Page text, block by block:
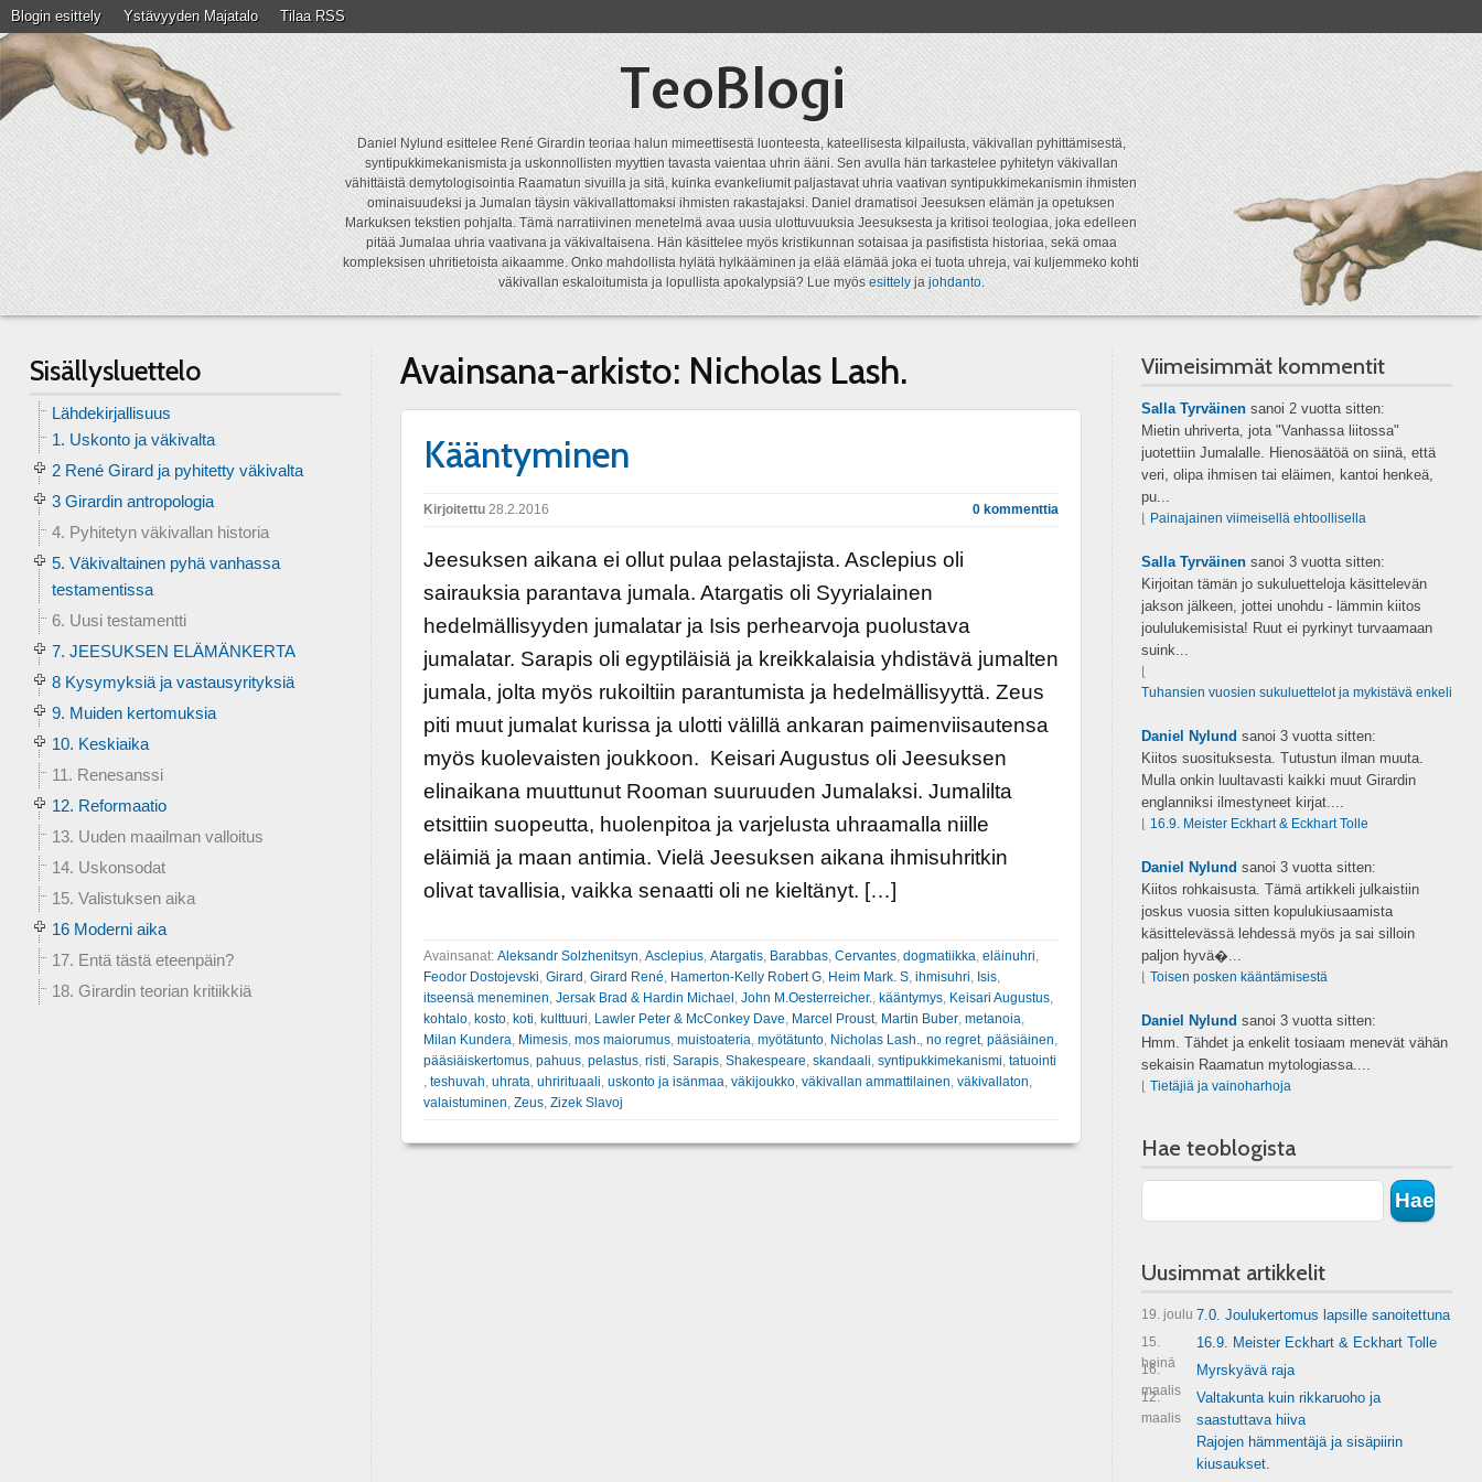
Blogin esittely Ystävyyden Majatalo Tilaa RSS
TeoBlogi
Daniel Nylund esittelee René Girardin teoriaa halun mimeettisestä luonteesta, kateellisesta kilpailusta, väkivallan pyhittämisestä,
syntipukkimekanismista ja uskonnollisten myyttien tavasta vaientaa uhrin ääni. Sen avulla hän tarkastelee pyhitetyn väkivallan
vähittäistä demytologisointia Raamatun sivuilla ja sitä, kuinka evankeliumit paljastavat uhria vaativan syntipukkimekanismin ihmisten
ominaisuudeksi ja Jumalan täysin väkivallattomaksi ihmisten rakastajaksi. Daniel dramatisoi Jeesuksen elämän ja opetuksen
Markuksen tekstien pohjalta. Tämä narratiivinen menetelmä avaa uusia ulottuvuuksia Jeesuksesta ja kritisoi teologiaa, joka edelleen
pitää Jumalaa uhria vaativana ja väkivaltaisena. Hän käsittelee myös kristikunnan sotaisaa ja pasifistista historiaa, sekä omaa
kompleksisen uhritietoista aikaamme. Onko mahdollista hylätä hylkääminen ja elää elämää joka ei tuota uhreja, vai kuljemmeko kohti
väkivallan eskaloitumista ja lopullista apokalypsiä? Lue myösesittelyjajohdanto.
Avainsana-arkisto: Nicholas Lash.
Kääntyminen
Kirjoitettu28.2.2016 0 kommenttia
Jeesuksen aikana ei ollut pulaa pelastajista. Asclepius oli
sairauksia parantava jumala. Atargatis oli Syyrialainen
hedelmällisyyden jumalatar ja Isis perhearvoja puolustava
jumalatar. Sarapis oli egyptiläisiä ja kreikkalaisia yhdistävä jumalten
jumala, jolta myös rukoiltiin parantumista ja hedelmällisyyttä. Zeus
piti muut jumalat kurissa ja ulotti välillä ankaran paimenviisautensa
myös kuolevaisten joukkoon. Keisari Augustus oli Jeesuksen
elinaikana muuttunut Rooman suuruuden Jumalaksi. Jumalilta
etsittiin suopeutta, huolenpitoa ja varjelusta uhraamalla niille
eläimiä ja maan antimia. Vielä Jeesuksen aikana ihmisuhritkin
olivat tavallisia, vaikka senaatti oli ne kieltänyt. […]
Avainsanat: Aleksandr Solzhenitsyn Asclepius, Atargatis, Barabbas, Cervantes, dogmatiikka eläinuhri
Feodor Dostojevski Girard Girard René Hamerton-Kelly Robert G, Heim Mark. S, ihmisuhri Isis,
itseensä meneminen Jersak Brad & Hardin Michael John M.Oesterreicher. kääntymys, Keisari Augustus,
kohtalo, kosto, koti kulttuuri Lawler Peter & McConkey Dave Marcel Proust, Martin Buber, metanoia
Milan Kundera Mimesis, mos maiorumus, muistoateria myötätunto, Nicholas Lash. no regret, pääsiäinen
pääsiäiskertomus, pahuus, pelastus, risti Sarapis, Shakespeare skandaali syntipukkimekanismi tatuointi
teshuvah uhrata uhrirituaali uskonto ja isänmaa väkijoukko, väkivallan ammattilainen väkivallaton
valaistuminen Zeus, Zizek Slavoj
Sisällysluettelo
Lähdekirjallisuus
1. Uskonto ja väkivalta
2 René Girard ja pyhitetty väkivalta
3 Girardin antropologia
4. Pyhitetyn väkivallan historia
5. Väkivaltainen pyhä vanhassa
testamentissa
6. Uusi testamentti
7. JEESUKSEN ELÄMÄNKERTA
8 Kysymyksiä ja vastausyrityksiä
9. Muiden kertomuksia
10. Keskiaika
11. Renesanssi
12. Reformaatio
13. Uuden maailman valloitus
14. Uskonsodat
15. Valistuksen aika
16 Moderni aika
17. Entä tästä eteenpäin?
18. Girardin teorian kritiikkiä
Viimeisimmät kommentit
Salla Tyrväinensanoi 2 vuotta sitten:
Mietin uhriverta, jota "Vanhassa liitossa"
juotettiin Jumalalle. Hienosäätöä on siinä, että
veri, olipa ihmisen tai eläimen, kantoi henkeä,
pu...
Painajainen viimeisellä ehtoollisella
Salla Tyrväinensanoi 3 vuotta sitten:
Kirjoitan tämän jo sukuluetteloja käsittelevän
jakson jälkeen, jottei unohdu - lämmin kiitos
joululukemisista! Ruut ei pyrkinyt turvaamaan
suink...
Tuhansien vuosien sukuluettelot ja mykistävä enkeli
Daniel Nylund sanoi 3 vuotta sitten:
Kiitos suosituksesta. Tutustun ilman muuta.
Mulla onkin luultavasti kaikki muut Girardin
englanniksi ilmestyneet kirjat....
16.9. Meister Eckhart & Eckhart Tolle
Daniel Nylund sanoi 3 vuotta sitten:
Kiitos rohkaisusta. Tämä artikkeli julkaistiin
joskus vuosia sitten kopulukiusaamista
käsittelevässä lehdessä myös ja sai silloin
paljon hyvä�...
Toisen posken kääntämisestä
Daniel Nylund sanoi 3 vuotta sitten:
Hmm. Tähdet ja enkelit tosiaam menevät vähän
sekaisin Raamatun mytologiassa....
Tietäjiä ja vainoharhoja
Hae teoblogista
Uusimmat artikkelit
19. joulu 7.0. Joulukertomus lapsille sanoitettuna
15.
heinä
16.9. Meister Eckhart & Eckhart Tolle
16.
maalis
Myrskyävä raja
12.
maalis
Valtakunta kuin rikkaruoho ja
saastuttava hiiva
Rajojen hämmentäjä ja sisäpiirin
kiusaukset.